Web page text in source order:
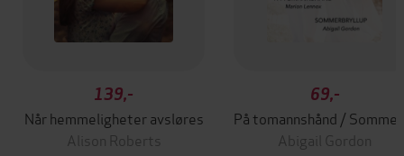
139,-
Når hemmeligheter avsløres
Alison Roberts
69,-
Abigail Gordon